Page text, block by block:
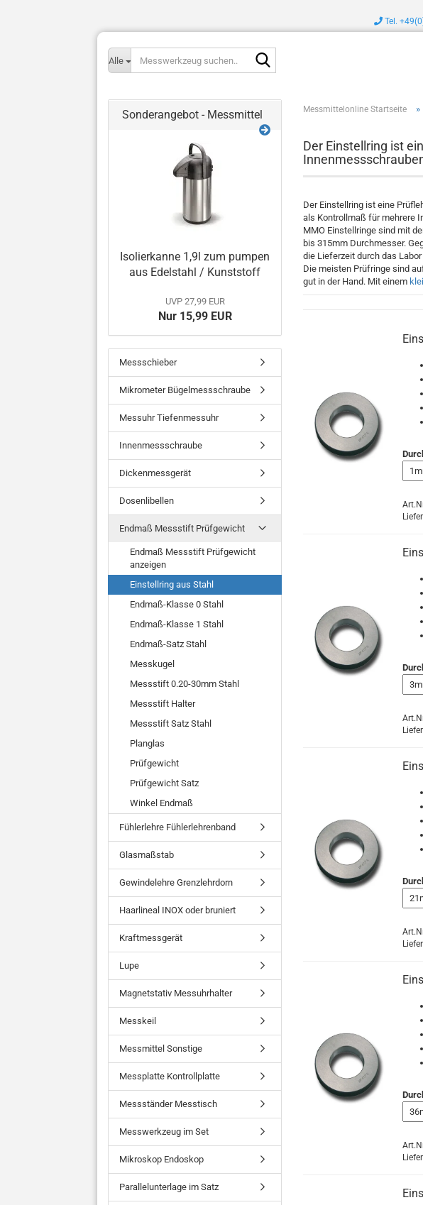
Tel.
Alle
Messmittelonline Startseite »
Der Einstellring ist
Der Einstellring ist eine
als Kontrollmaß für mehrere
MMO Einstellringe sind mit
bis 315mm Durchmesser.
die Lieferzeit durch das
Die meisten Prüfringe sind
gut in der Hand. Mit einem
Sonderangebot - Messmittel
Isolierkanne 1,9l zum pumpen
aus Edelstahl / Kunststoff
UVP 27,99 EUR
Nur 15,99 EUR
Messschieber
Mikrometer Bügelmessschraube
Messuhr Tiefenmessuhr
Innenmessschraube
Dickenmessgerät
Dosenlibellen
Endmaß Messstift Prüfgewicht
Endmaß Messstift Prüfgewicht
anzeigen
Einstellring aus Stahl
Endmaß-Klasse 0 Stahl
Endmaß-Klasse 1 Stahl
Endmaß-Satz Stahl
Messkugel
Messstift 0.20-30mm Stahl
Messstift Halter
Messstift Satz Stahl
Planglas
Prüfgewicht
Prüfgewicht Satz
Winkel Endmaß
Fühlerlehre Fühlerlehrenband
Glasmaßstab
Gewindelehre Grenzlehrdorn
Haarlineal INOX oder bruniert
Kraftmessgerät
Lupe
Magnetstativ Messuhrhalter
Messkeil
Messmittel Sonstige
Messplatte Kontrollplatte
Messständer Messtisch
Messwerkzeug im Set
Mikroskop Endoskop
Parallelunterlage im Satz